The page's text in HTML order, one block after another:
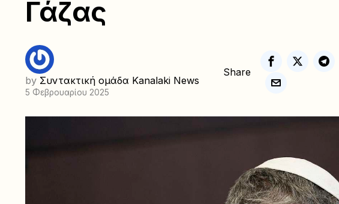
Γάζας
by Συντακτική ομάδα Kanalaki News
5 Φεβρουαρίου 2025
Share